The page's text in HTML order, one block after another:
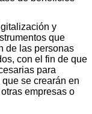
y
que
de las personas
con el fin de que
para
se crearán en
empresas o